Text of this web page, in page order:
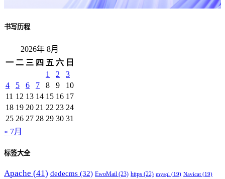
书写历程
2026年 8月
一 二 三 四 五 六 日
1
2
3
4
5 6 7 8 9
10
11 12 13 14 15 16 17
18 19 20 21 22 23 24
25 26 27 28 29 30 31
« 7月
标签大全
Apache (41) dedecms (32) EwoMail (23) https (22) mysql (19) Navicat (19)